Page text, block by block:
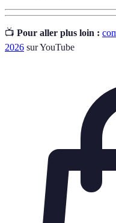
📺 Pour aller plus loin :
2026 sur YouTube